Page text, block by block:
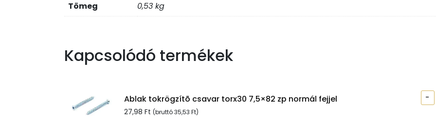
Tömeg 0,53 kg
Kapcsolódó termékek
Ablak tokrögzítõ csavar torx30 7,5×82 zp normál fejjel
27,98 Ft (bruttó35,53 Ft)
-